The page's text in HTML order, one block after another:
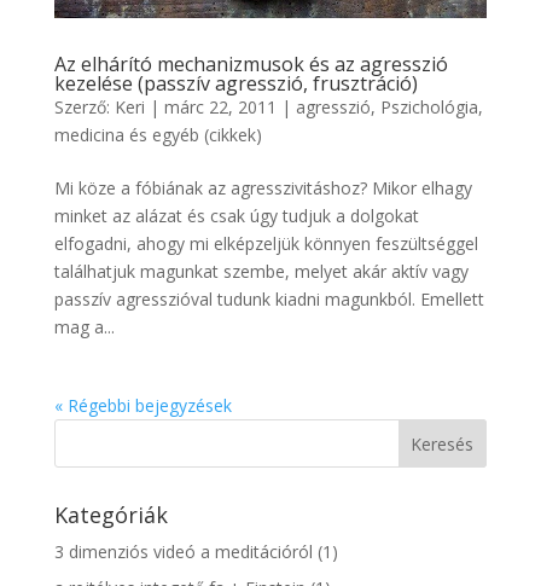
Az elhárító mechanizmusok és az agresszió
kezelése (passzív agresszió, frusztráció)
Szerző: Keri | márc 22, 2011 | agresszió, Pszichológia,
medicina és egyéb (cikkek)
Mi köze a fóbiának az agresszivitáshoz? Mikor elhagy
minket az alázat és csak úgy tudjuk a dolgokat
elfogadni, ahogy mi elképzeljük könnyen feszültséggel
találhatjuk magunkat szembe, melyet akár aktív vagy
passzív agresszióval tudunk kiadni magunkból. Emellett
mag a...
« Régebbi bejegyzések
Kategóriák
3 dimenziós videó a meditációról (1)